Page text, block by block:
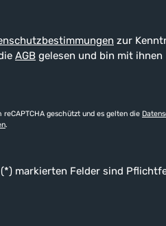
zur
AGB gelesen und bin mit ihnen
reCAPTCHA geschützt und es gelten die
.
markierten Felder sind